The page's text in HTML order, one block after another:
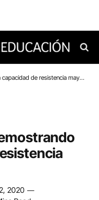
de resistencia mayúscula»
2020